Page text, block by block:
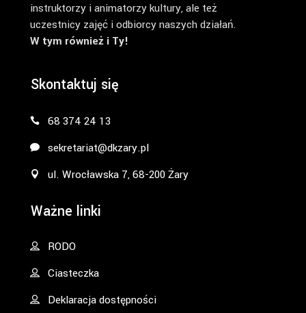
instruktorzy i animatorzy kultury, ale też
uczestnicy zajęć i odbiorcy naszych działań.
W tym również i Ty!
Skontaktuj się
68 374 24 13
sekretariat@dkzary.pl
ul. Wrocławska 7, 68-200 Żary
Ważne linki
RODO
Ciasteczka
Deklaracja dostępności